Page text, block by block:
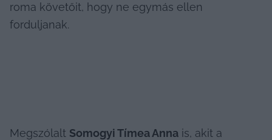
roma követőit, hogy ne egymás ellen
forduljanak.
Megszólalt Somogyi Tímea Anna is, akit a